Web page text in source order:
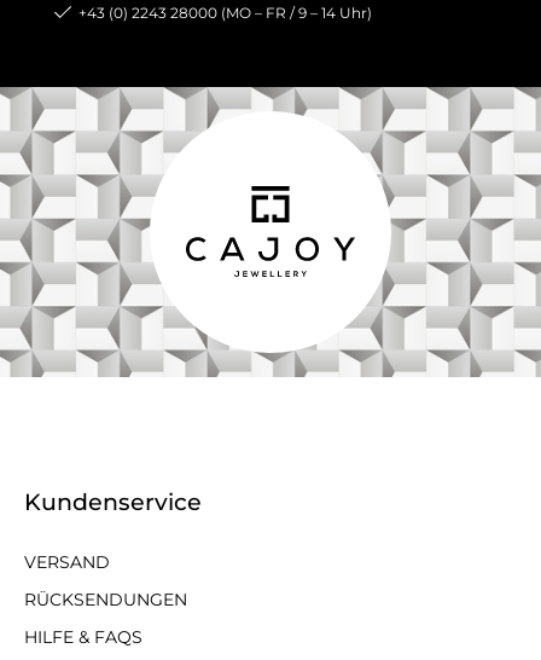
+43 (0) 2243 28000 (MO – FR / 9 – 14 Uhr)
Kundenservice
VERSAND
RÜCKSENDUNGEN
HILFE & FAQS